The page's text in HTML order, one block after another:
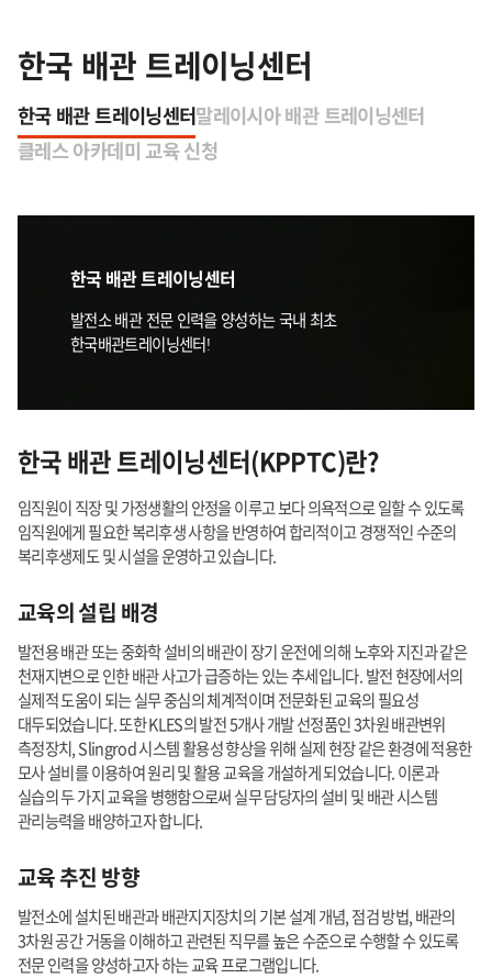
한국 배관 트레이닝센터
한국 배관 트레이닝센터말레이시아 배관 트레이닝센터
클레스 아카데미 교육 신청
한국 배관 트레이닝센터
발전소 배관 전문 인력을 양성하는 국내 최초
한국배관트레이닝센터!
한국 배관트레이닝센터(KPPTC)란?
임직원이 직장 및 가정생활의 안정을 이루고 보다 의욕적으로 일할 수 있도록
임직원에게 필요한 복리후생 사항을 반영하여 합리적이고 경쟁적인 수준의
복리후생제도 및 시설을 운영하고 있습니다.
교육의 설립 배경
발전용 배관 또는 중화학 설비의 배관이 장기 운전에 의해 노후와 지진과 같은
천재지변으로 인한 배관 사고가 급증하는 있는 추세입니다. 발전 현장에서의
실제적 도움이 되는 실무 중심의 체계적이며 전문화된 교육의 필요성
대두되었습니다. 또한 KLES의 발전 5개사 개발 선정품인 3차원 배관변위
측정장치, Slingrod 시스템 활용성 향상을 위해 실제 현장 같은 환경에 적용한
모사 설비를 이용하여 원리 및 활용 교육을 개설하게 되었습니다. 이론과
실습의 두 가지 교육을 병행함으로써 실무 담당자의 설비 및 배관 시스템
관리능력을 배양하고자 합니다.
교육 추진 방향
발전소에 설치된 배관과 배관지지장치의 기본 설계 개념, 점검 방법, 배관의
3차원 공간 거동을 이해하고 관련된 직무를 높은 수준으로 수행할 수 있도록
전문 인력을 양성하고자 하는 교육 프로그램입니다.